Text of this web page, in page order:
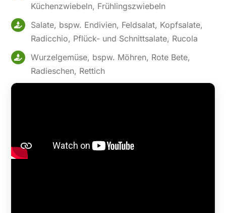
Küchenzwiebeln, Frühlingszwiebeln
Salate, bspw. Endivien, Feldsalat, Kopfsalate,
Radicchio, Pflück- und Schnittsalate, Rucola
Wurzelgemüse, bspw. Möhren, Rote Bete,
Radieschen, Rettich